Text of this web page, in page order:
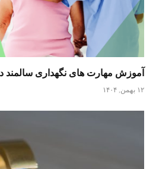
آموزش مهارت های نگهداری سالمند
۱۲ بهمن, ۱۴۰۴